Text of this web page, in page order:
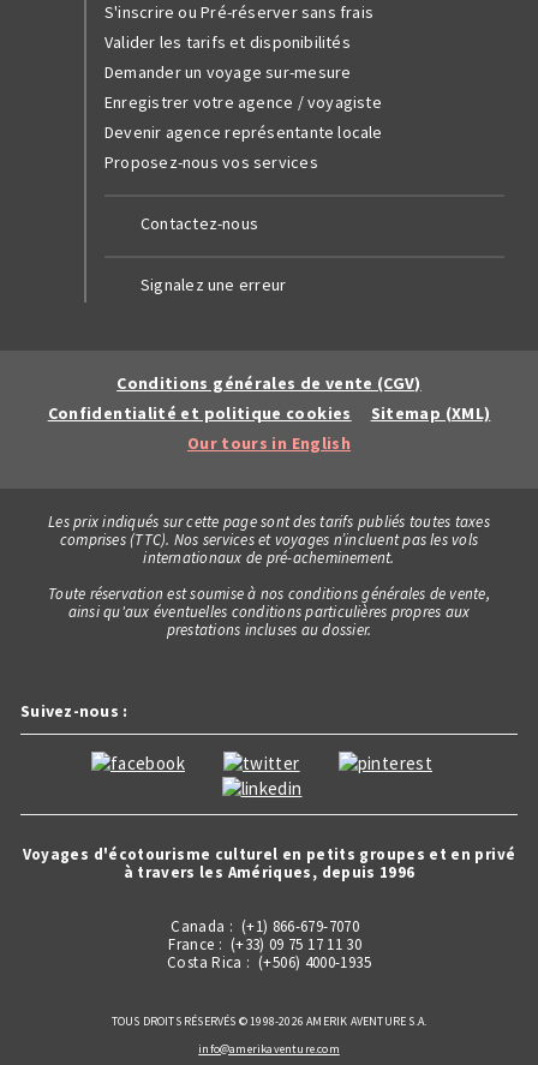
S'inscrire ou Pré-réserver sans frais
Valider les tarifs et disponibilités
Demander un voyage sur-mesure
Enregistrer votre agence / voyagiste
Devenir agence représentante locale
Proposez-nous vos services
Contactez-nous
Signalez une erreur
Conditions générales de vente (CGV)
Confidentialité et politique cookies
Sitemap (XML)
Our tours in English
Les prix indiqués sur cette page sont des tarifs publiés toutes taxes
comprises (TTC). Nos services et voyages n’incluent pas les vols
internationaux de pré-acheminement.
Toute réservation est soumise à nos conditions générales de vente,
ainsi qu'aux éventuelles conditions particulières propres aux
prestations incluses au dossier.
Suivez-nous :
Voyages d'écotourisme culturel en petits groupes et en privé
à travers les Amériques, depuis 1996
Canada : (+1) 866-679-7070
France : (+33) 09 75 17 11 30
Costa Rica : (+506) 4000-1935
TOUS DROITS RÉSERVÉS © 1998-2026 AMERIK AVENTURE S.A.
info@amerikaventure.com